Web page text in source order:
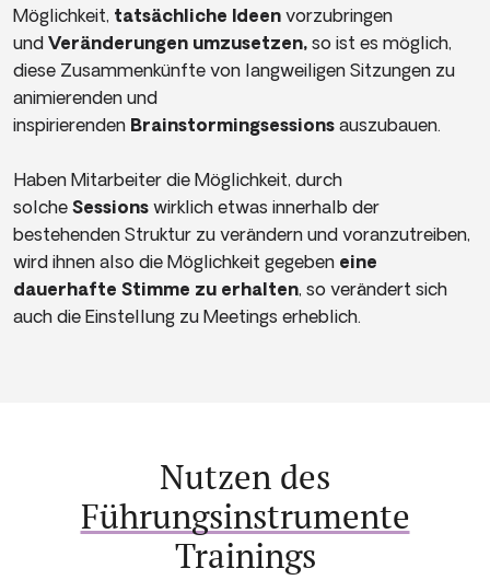
Möglichkeit, tatsächliche Ideen vorzubringen
und Veränderungen umzusetzen, so ist es möglich,
diese Zusammenkünfte von langweiligen Sitzungen zu
animierenden und
inspirierenden Brainstormingsessions auszubauen.
Haben Mitarbeiter die Möglichkeit, durch
solche Sessions wirklich etwas innerhalb der
bestehenden Struktur zu verändern und voranzutreiben,
wird ihnen also die Möglichkeit gegeben eine
dauerhafte Stimme zu erhalten, so verändert sich
auch die Einstellung zu Meetings erheblich.
Nutzen des
Führungsinstrumente
Trainings